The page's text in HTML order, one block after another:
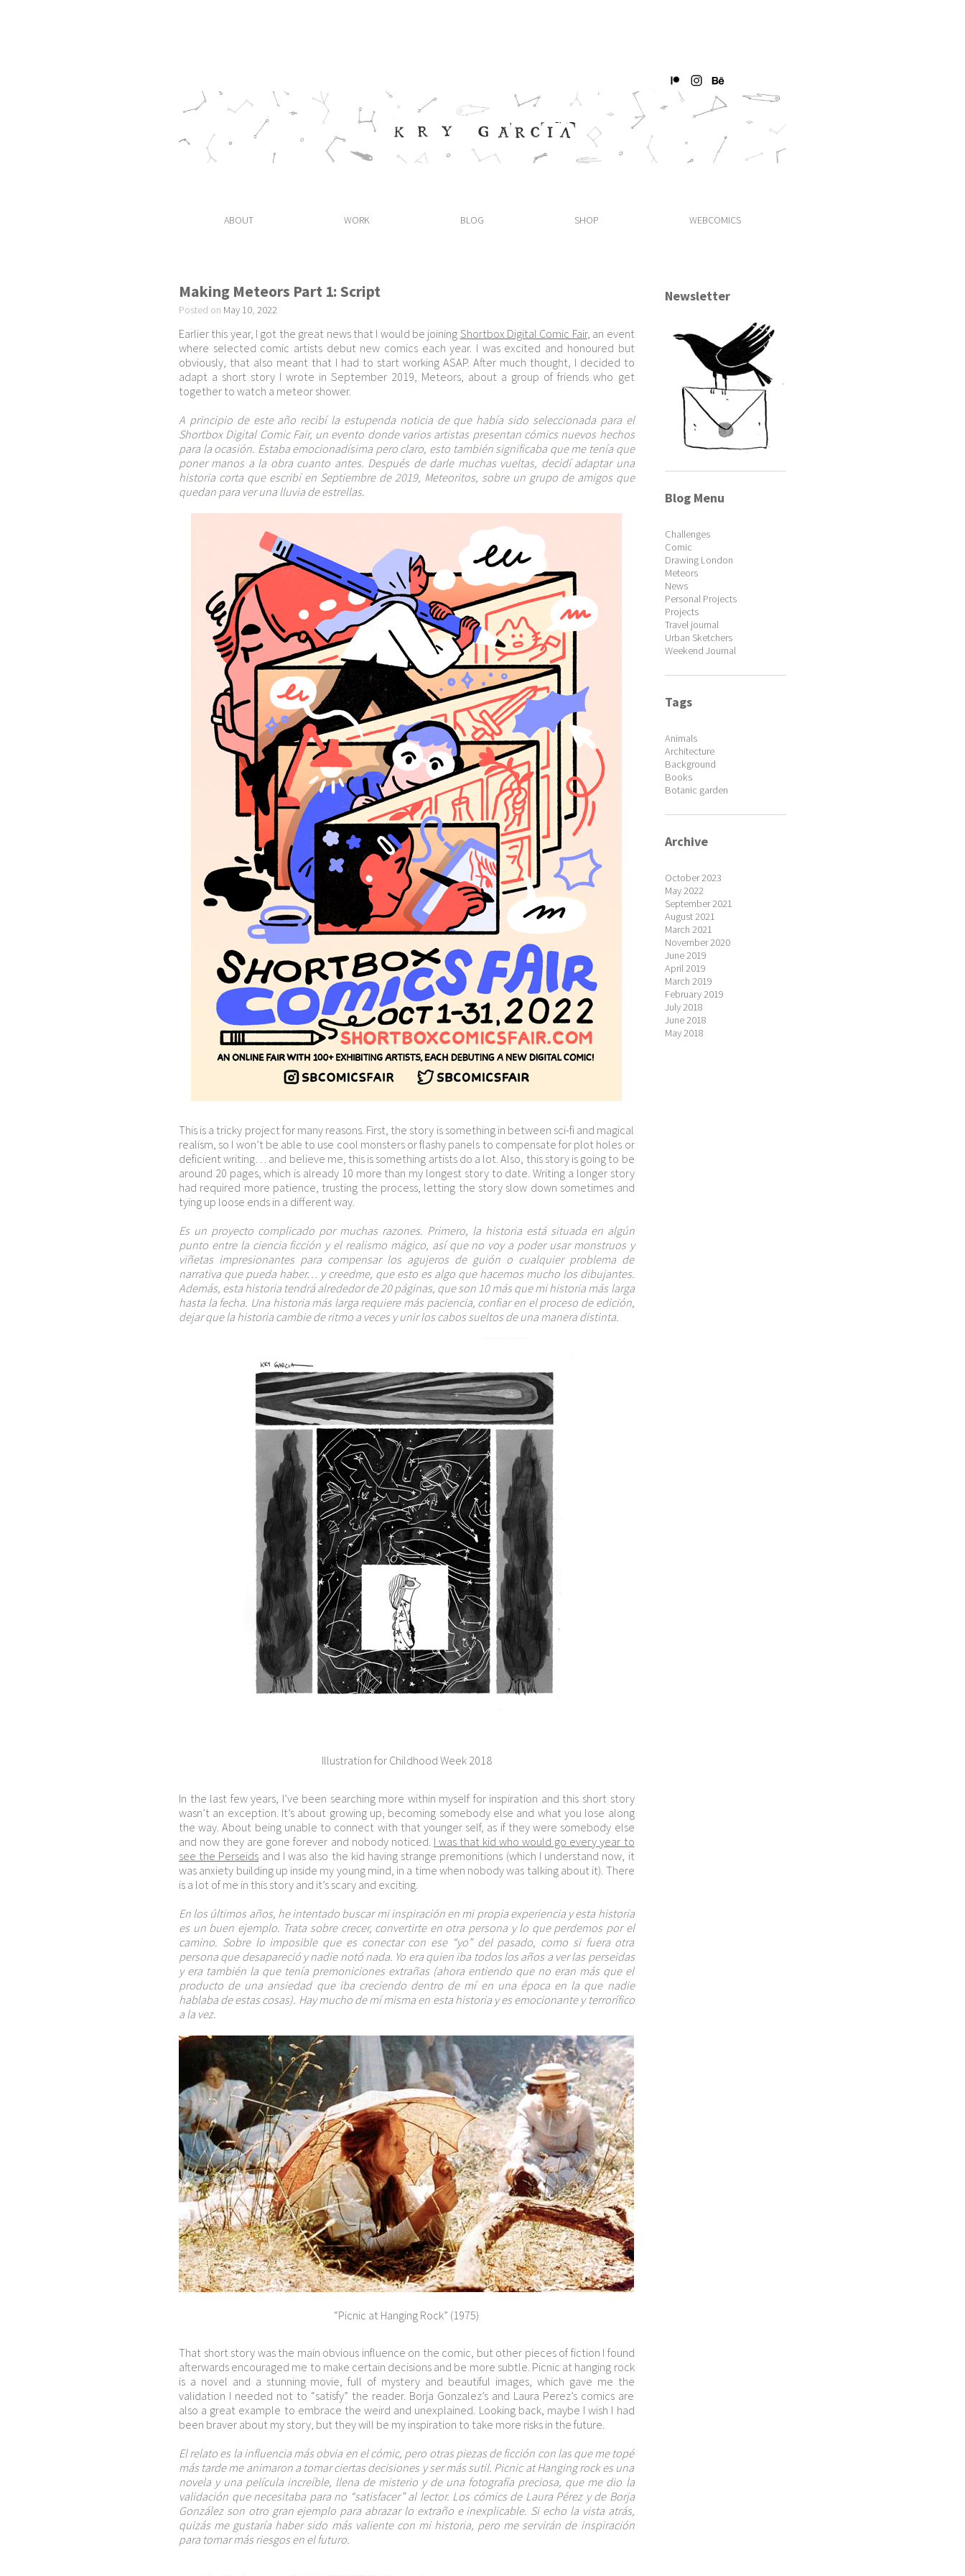
ABOUT WORK BLOG SHOP WEBCOMICS
Making Meteors Part 1: Script
Posted on May 10, 2022
Earlier this year, I got the great news that I would be joining Shortbox Digital Comic Fair, an event
where selected comic artists debut new comics each year. I was excited and honoured but
obviously, that also meant that I had to start working ASAP. After much thought, I decided to
adapt a short story I wrote in September 2019, Meteors, about a group of friends who get
together to watch a meteor shower.
A principio de este año recibí la estupenda noticia de que había sido seleccionada para el
Shortbox Digital Comic Fair, un evento donde varios artistas presentan cómics nuevos hechos
para la ocasión. Estaba emocionadísima pero claro, esto también significaba que me tenía que
poner manos a la obra cuanto antes. Después de darle muchas vueltas, decidí adaptar una
historia corta que escribí en Septiembre de 2019, Meteoritos, sobre un grupo de amigos que
quedan para ver una lluvia de estrellas.
This is a tricky project for many reasons. First, the story is something in between sci-fi and magical
realism, so I won’t be able to use cool monsters or flashy panels to compensate for plot holes or
deficient writing… and believe me, this is something artists do a lot. Also, this story is going to be
around 20 pages, which is already 10 more than my longest story to date. Writing a longer story
had required more patience, trusting the process, letting the story slow down sometimes and
tying up loose ends in a different way.
Es un proyecto complicado por muchas razones. Primero, la historia está situada en algún
punto entre la ciencia ficción y el realismo mágico, así que no voy a poder usar monstruos y
viñetas impresionantes para compensar los agujeros de guión o cualquier problema de
narrativa que pueda haber… y creedme, que esto es algo que hacemos mucho los dibujantes.
Además, esta historia tendrá alrededor de 20 páginas, que son 10 más que mi historia más larga
hasta la fecha. Una historia más larga requiere más paciencia, confiar en el proceso de edición,
dejar que la historia cambie de ritmo a veces y unir los cabos sueltos de una manera distinta.
Illustration for Childhood Week 2018
In the last few years, I’ve been searching more within myself for inspiration and this short story
wasn’t an exception. It’s about growing up, becoming somebody else and what you lose along
the way. About being unable to connect with that younger self, as if they were somebody else
and now they are gone forever and nobody noticed. I was that kid who would go every year to
see the Perseids and I was also the kid having strange premonitions (which I understand now, it
was anxiety building up inside my young mind, in a time when nobody was talking about it). There
is a lot of me in this story and it’s scary and exciting.
En los últimos años, he intentado buscar mi inspiración en mi propia experiencia y esta historia
es un buen ejemplo. Trata sobre crecer, convertirte en otra persona y lo que perdemos por el
camino. Sobre lo imposible que es conectar con ese “yo” del pasado, como si fuera otra
persona que desapareció y nadie notó nada. Yo era quien iba todos los años a ver las perseidas
y era también la que tenía premoniciones extrañas (ahora entiendo que no eran más que el
producto de una ansiedad que iba creciendo dentro de mí en una época en la que nadie
hablaba de estas cosas). Hay mucho de mí misma en esta historia y es emocionante y terrorífico
a la vez.
“Picnic at Hanging Rock” (1975)
That short story was the main obvious influence on the comic, but other pieces of fiction I found
afterwards encouraged me to make certain decisions and be more subtle. Picnic at hanging rock
is a novel and a stunning movie, full of mystery and beautiful images, which gave me the
validation I needed not to “satisfy” the reader. Borja Gonzalez’s and Laura Perez’s comics are
also a great example to embrace the weird and unexplained. Looking back, maybe I wish I had
been braver about my story, but they will be my inspiration to take more risks in the future.
El relato es la influencia más obvia en el cómic, pero otras piezas de ficción con las que me topé
más tarde me animaron a tomar ciertas decisiones y ser más sutil. Picnic at Hanging rock es una
novela y una película increíble, llena de misterio y de una fotografía preciosa, que me dio la
validación que necesitaba para no “satisfacer” al lector. Los cómics de Laura Pérez y de Borja
González son otro gran ejemplo para abrazar lo extraño e inexplicable. Si echo la vista atrás,
quizás me gustaría haber sido más valiente con mi historia, pero me servirán de inspiración
para tomar más riesgos en el futuro.
Newsletter
Blog Menu
Challenges
Comic
Drawing London
Meteors
News
Personal Projects
Projects
Travel journal
Urban Sketchers
Weekend Journal
Tags
Animals
Architecture
Background
Books
Botanic garden
Archive
October 2023
May 2022
September 2021
August 2021
March 2021
November 2020
June 2019
April 2019
March 2019
February 2019
July 2018
June 2018
May 2018